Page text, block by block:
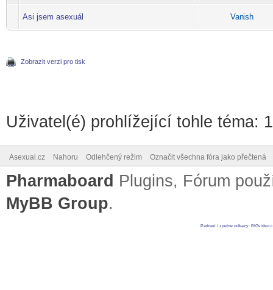
Asi jsem asexuál Vanish
Zobrazit verzi pro tisk
Uživatel(é) prohlížející tohle téma:
Asexual.cz Nahoru Odlehčený režim Označit všechna fóra jako přečtená
Pharmaboard Plugins, Fórum
MyBB Group.
Partneri / zpetne odkazy: